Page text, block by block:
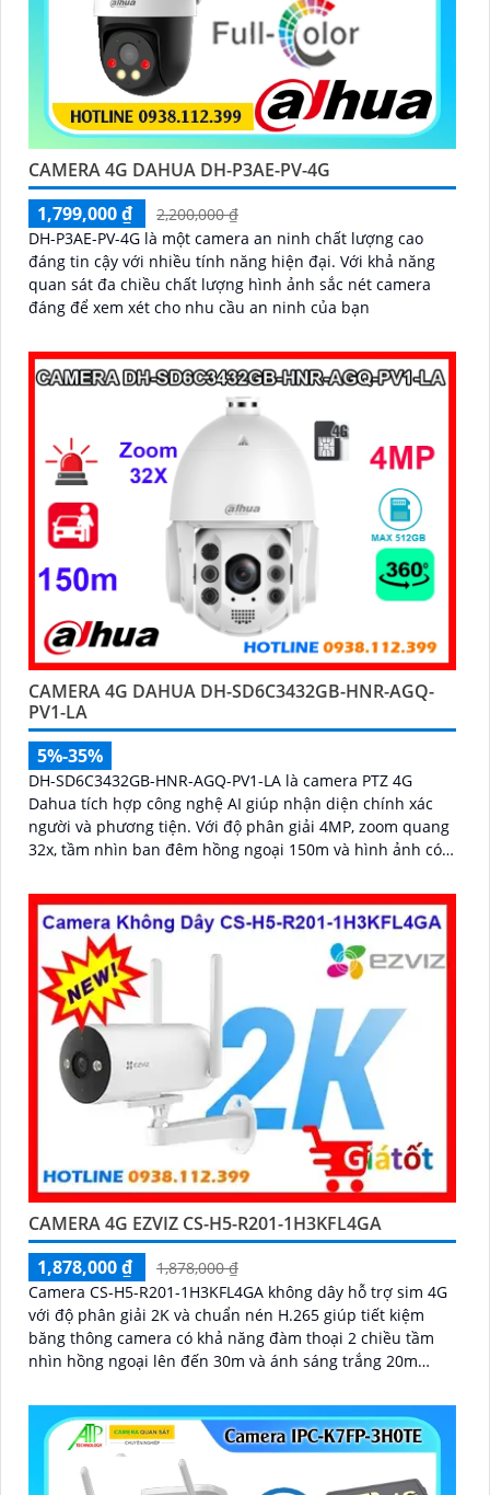
CAMERA 4G DAHUA DH-P3AE-PV-4G
1,799,000 ₫
2,200,000 ₫
DH-P3AE-PV-4G là một camera an ninh chất lượng cao
đáng tin cậy với nhiều tính năng hiện đại. Với khả năng
quan sát đa chiều chất lượng hình ảnh sắc nét camera
đáng để xem xét cho nhu cầu an ninh của bạn
CAMERA 4G DAHUA DH-SD6C3432GB-HNR-AGQ-
PV1-LA
5%-35%
DH-SD6C3432GB-HNR-AGQ-PV1-LA là camera PTZ 4G
Dahua tích hợp công nghệ AI giúp nhận diện chính xác
người và phương tiện. Với độ phân giải 4MP, zoom quang
32x, tầm nhìn ban đêm hồng ngoại 150m và hình ảnh có
rõ nét 24/7
CAMERA 4G EZVIZ CS-H5-R201-1H3KFL4GA
1,878,000 ₫
1,878,000 ₫
Camera CS-H5-R201-1H3KFL4GA không dây hỗ trợ sim 4G
với độ phân giải 2K và chuẩn nén H.265 giúp tiết kiệm
băng thông camera có khả năng đàm thoại 2 chiều tầm
nhìn hồng ngoại lên đến 30m và ánh sáng trắng 20m
còn tích hợp tính năng phát hiện thông minh và cảnh báo
bằng còi và đèn chớp phù hợp cho công trình kho hàng,
nhà xưởng công trình